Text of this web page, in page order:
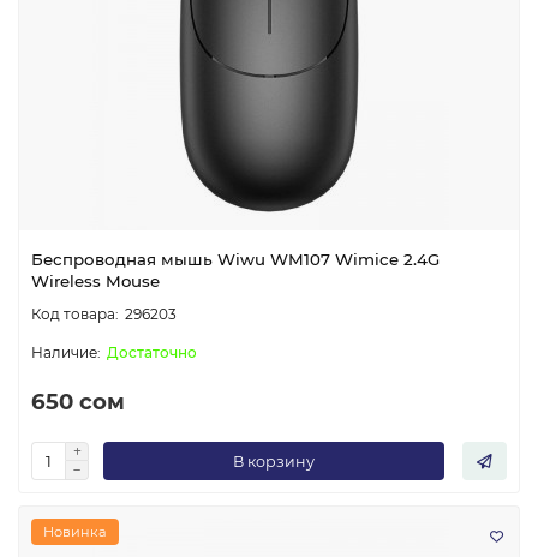
Беспроводная мышь Wiwu WM107 Wimice 2.4G
Wireless Mouse
296203
Достаточно
650 сом
В корзину
Новинка